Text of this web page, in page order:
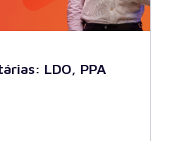
LDO, PPA